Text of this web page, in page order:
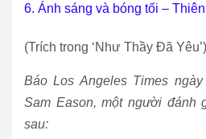
6. Ánh sáng và bóng tối –
(Trích trong ‘Như Thầy Đã Yêu’)
Báo Los Angeles Times
Sam Eason, một người đánh
sau: